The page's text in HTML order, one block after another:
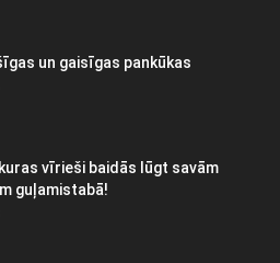
un gaisīgas pankūkas
vīrieši baidās lūgt savām
guļamistabā!